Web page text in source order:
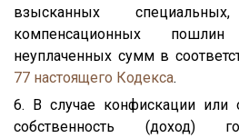
взысканных
компенсационных
неуплаченных сумм в
77 настоящего Кодекса.
6. В случае конфискации или
собственность (доход)